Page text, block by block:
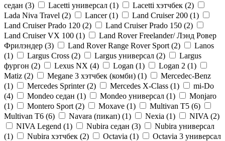
седан (3) Lacetti универсал (1) Lacetti хэтчбек (2)
Lada Niva Travel (2) Lancer (1) Land Cruiser 200 (1)
Land Cruiser Prado 120 (2) Land Cruiser Prado 150 (2)
Land Cruiser VX 100 (1)
Land Rover Freelander/ Лэнд Ровер
Фрилэндер (3) Land Rover Range Rover Sport (2)
Lanos
(1) Largus Cross (2) Largus универсал (2)
Largus
фургон (2) Lexus NX (4) Logan (1) Logan 2 (1)
Matiz (2) Megane 3 хэтчбек (комби) (1)
Mercedec-Benz
(1) Mercedes Sprinter (2) Mercedes X-Class (1)
mi-Do
(4) Mondeo седан (1) Mondeo универсал (1)
Monjaro
(1) Montero Sport (2) Moxave (1) Multivan T5 (6)
Multivan T6 (6) Navara (пикап) (1) Nexia (1) NIVA (2)
NIVA Legend (1) Nubira седан (3)
Nubira универсал
(1) Nubira хэтчбек (2) Octavia (1)
Octavia 3 универсал